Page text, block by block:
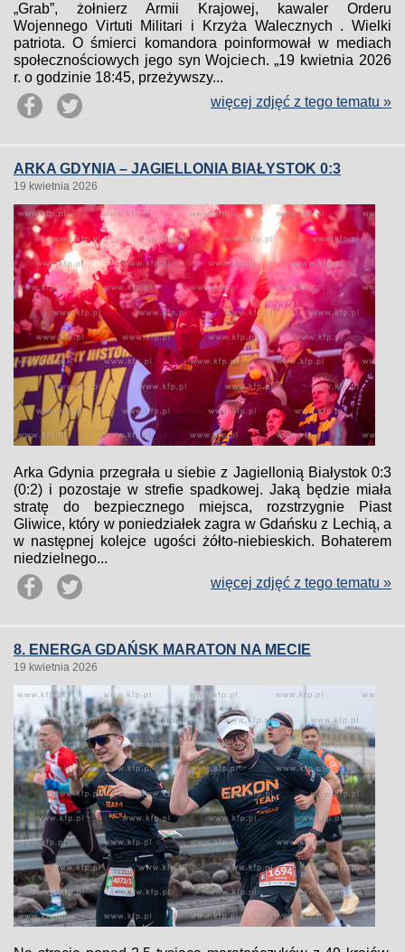
„Grab”, żołnierz Armii Krajowej, kawaler Orderu
Wojennego Virtuti Militari i Krzyża Walecznych . Wielki
patriota. O śmierci komandora poinformował w mediach
społecznościowych jego syn Wojciech. „19 kwietnia 2026
r. o godzinie 18:45, przeżywszy...
więcej zdjęć z tego tematu »
ARKA GDYNIA – JAGIELLONIA BIAŁYSTOK 0:3
19 kwietnia 2026
Arka Gdynia przegrała u siebie z Jagiellonią Białystok 0:3
(0:2) i pozostaje w strefie spadkowej. Jaką będzie miała
stratę do bezpiecznego miejsca, rozstrzygnie Piast
Gliwice, który w poniedziałek zagra w Gdańsku z Lechią, a
w następnej kolejce ugości żółto-niebieskich. Bohaterem
niedzielnego...
więcej zdjęć z tego tematu »
8. ENERGA GDAŃSK MARATON NA MECIE
19 kwietnia 2026